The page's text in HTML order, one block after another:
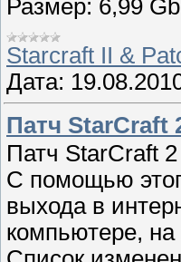
Размер: 6,99 Gb
Starcraft II &
Дата:
Патч StarCraft
Патч StarCraft
С помощью
выхода в
компьютере, на